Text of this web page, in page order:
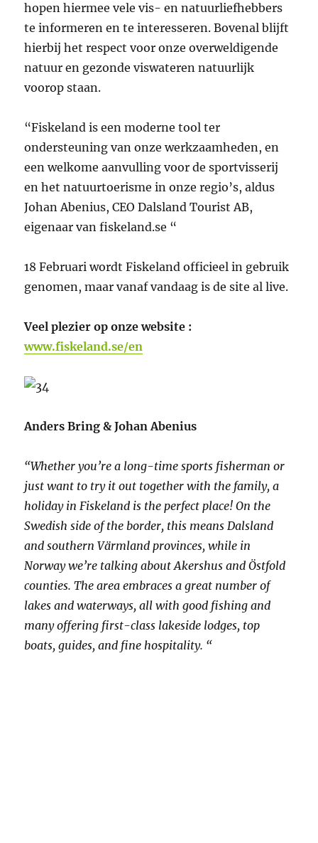
hopen hiermee vele vis- en natuurliefhebbers
te informeren en te interesseren. Bovenal blijft
hierbij het respect voor onze overweldigende
natuur en gezonde viswateren natuurlijk
voorop staan.
“Fiskeland is een moderne tool ter
ondersteuning van onze werkzaamheden, en
een welkome aanvulling voor de sportvisserij
en het natuurtoerisme in onze regio’s, aldus
Johan Abenius, CEO Dalsland Tourist AB,
eigenaar van fiskeland.se “
18 Februari wordt Fiskeland officieel in gebruik
genomen, maar vanaf vandaag is de site al live.
Veel plezier op onze website :
www.fiskeland.se/en
Anders Bring & Johan Abenius
“Whether you’re a long-time sports fisherman or
just want to try it out together with the family, a
holiday in Fiskeland is the perfect place! On the
Swedish side of the border, this means Dalsland
and southern Värmland provinces, while in
Norway we’re talking about Akershus and Östfold
counties. The area embraces a great number of
lakes and waterways, all with good fishing and
many offering first-class lakeside lodges, top
boats, guides, and fine hospitality. “